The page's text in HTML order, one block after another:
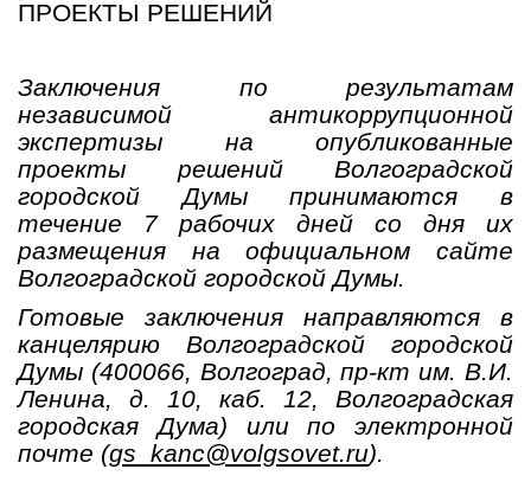
ПРОЕКТЫ РЕШЕНИЙ
Заключения по результатам
независимой антикоррупционной
экспертизы на опубликованные
проекты решений Волгоградской
городской Думы принимаются в
течение 7 рабочих дней со дня их
размещения на официальном сайте
Волгоградской городской Думы.
Готовые заключения направляются в
канцелярию Волгоградской городской
Думы (400066, Волгоград, пр-кт им. В.И.
Ленина, д. 10, каб. 12, Волгоградская
городская Дума) или по электронной
почте (gs_kanc@volgsovet.ru).